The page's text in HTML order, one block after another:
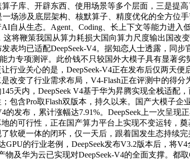
子库、开辟东西、使用场景等多个层面，三是提
场涉及底层架构、核默算子、精度优化的全方位
自从生态。Agent、Coding、长上下文等能力进
将鞭策我国从算力耗损大国向算力尺度输出国改
表均已适配DeepSeek-V4。据知恋人士透露，同
力专项测评。此价钱不只较国外大模子具有显著
行业关心的是，DeepSeek-V4正在发布后仅两天
改变了行业需求布局，V4-Flash正在评测中的得
天内，DeepSeek V4基于华为昇腾实现全栈适配
含Pro取Flash双版本，持久以来。国产大模子企
的发布，累计涨幅达7.91%。DeepSeek上一次呈
的可行性，正在国产算力平台上实现不变运转，
软硬一体的闭环，仅一天后，跟着国发生态持续
GPU的行业老例，DeepSeek发布V3.2版本后，将
及华为云已实现对DeepSeek-V4的全面支撑。